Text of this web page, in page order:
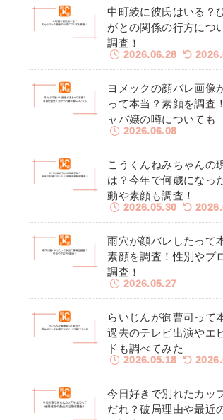
中町綾に彼氏はいる？
がとの関係の行方につ
調査！
2026.06.28
ヨメックの顔バレ画像
って本当？素顔を調査
ャバ嬢の噂についても
2026.06.08
こうくんねみちゃんの
は？今年で何歳になっ
動や素顔も調査！
2026.05.30
雨穴が顔バレしたって
素顔を調査！性別やプ
調査！
2026.05.27
らいじんが御曹司って
過去のテレビ出演やエ
ドも調べてみた
2026.05.18
今日好きで別れたカッ
だれ？破局理由や最近